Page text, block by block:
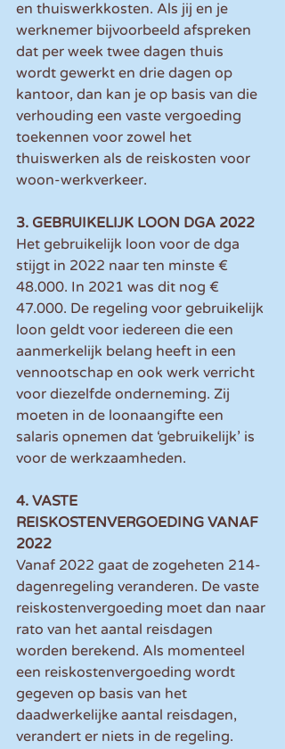
en thuiswerkkosten. Als jij en je
werknemer bijvoorbeeld afspreken
dat per week twee dagen thuis
wordt gewerkt en drie dagen op
kantoor, dan kan je op basis van die
verhouding een vaste vergoeding
toekennen voor zowel het
thuiswerken als de reiskosten voor
woon-werkverkeer.
3. GEBRUIKELIJK LOON DGA 2022
Het gebruikelijk loon voor de dga
stijgt in 2022 naar ten minste €
48.000. In 2021 was dit nog €
47.000. De regeling voor gebruikelijk
loon geldt voor iedereen die een
aanmerkelijk belang heeft in een
vennootschap en ook werk verricht
voor diezelfde onderneming. Zij
moeten in de loonaangifte een
salaris opnemen dat ‘gebruikelijk’ is
voor de werkzaamheden.
4. VASTE
REISKOSTENVERGOEDING VANAF
2022
Vanaf 2022 gaat de zogeheten 214-
dagenregeling veranderen. De vaste
reiskostenvergoeding moet dan naar
rato van het aantal reisdagen
worden berekend. Als momenteel
een reiskostenvergoeding wordt
gegeven op basis van het
daadwerkelijke aantal reisdagen,
verandert er niets in de regeling.